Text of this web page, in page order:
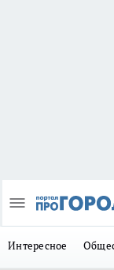
Интересное